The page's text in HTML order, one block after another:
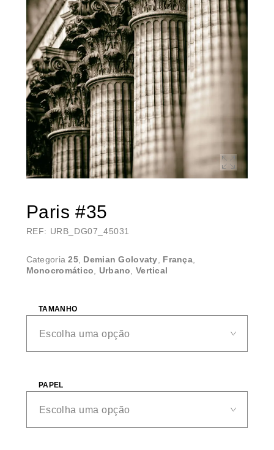
Paris #35
REF: URB_DG07_45031
Categoria25, Demian Golovaty, França,
Monocromático, Urbano, Vertical
TAMANHO
PAPEL